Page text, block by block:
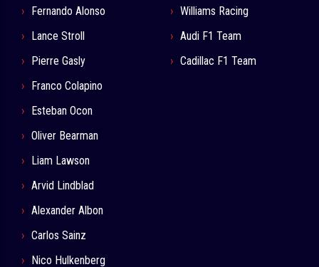
Fernando Alonso
Lance Stroll
Pierre Gasly
Franco Colapino
Esteban Ocon
Oliver Bearman
Liam Lawson
Arvid Lindblad
Alexander Albon
Carlos Sainz
Nico Hulkenberg
Williams Racing
Audi F1 Team
Cadillac F1 Team